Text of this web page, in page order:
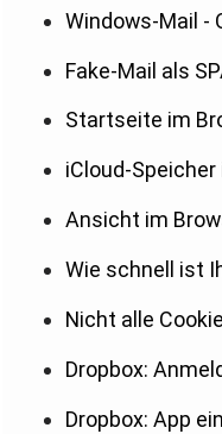
Windows-Mail -
Fake-Mail als
Startseite im
iCloud-
Ansicht im
Wie schnell ist
Nicht alle
Dropbox:
Dropbox: App